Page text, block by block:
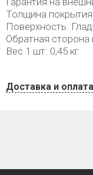
Толщина
Поверхность:
Обратная сторона
Вес 1 шт: 0,45 кг
Доставка и